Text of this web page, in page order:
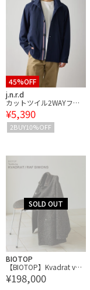
45%OFF
j.n.r.d
カットツイル2WAYフー
ドブルゾン
¥5,390
2BUY10%OFF
BIOTOP
【BIOTOP】Kvadrat vani
r coveralls
¥198,000